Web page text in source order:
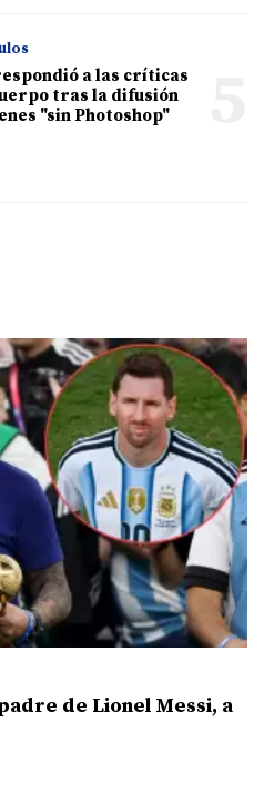
a las críticas
tras la difusión
"sin Photoshop"
de Lionel Messi, a